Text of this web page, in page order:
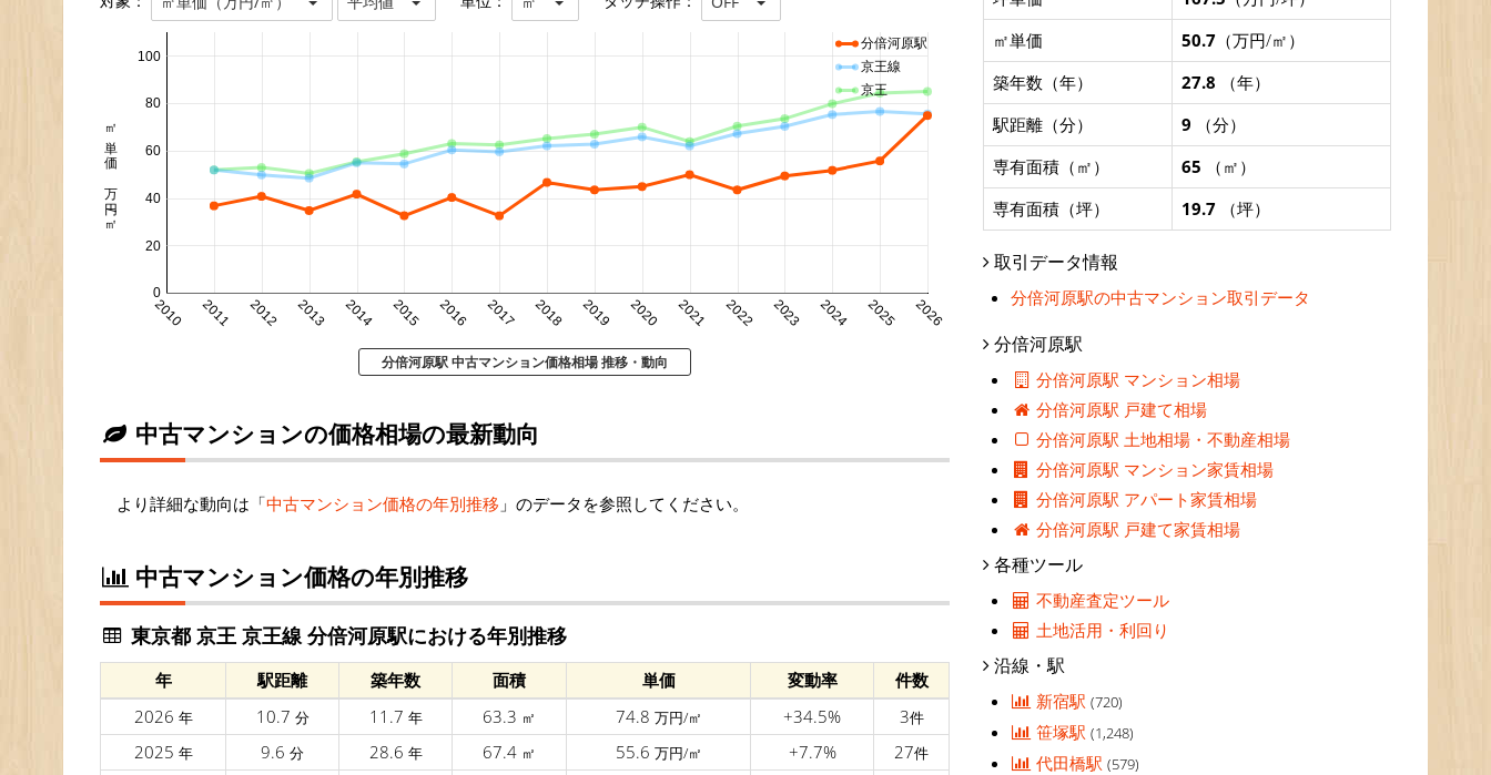
2010 2011 2012 2013 2014 2015 2016 2017 2018 2019 2020 2021 2022 2023 2024 2025 2026
0
20
40
60
80
100
㎡単価 万円/㎡
分倍河原駅
京王線
京王
分倍河原駅 中古マンション価格相場 推移・動向
中古マンションの価格相場の最新動向
より詳細な動向は「中古マンション価格の年別推移 」のデータを参照してください。
中古マンション価格の年別推移
東京都 京王 京王線 分倍河原駅における年別推移
年 駅距離 築年数 面積 単価 変動率
件数
2026 年 10.7 分 11.7 年 63.3 ㎡ 74.8 万円/㎡ +34.5% 3件
2025 年 9.6 分 28.6 年 67.4 ㎡ 55.6 万円/㎡ +7.7% 27件
㎡単価
50.7 （万円/㎡）
築年数（年）
27.8 （年）
駅距離（分）
9 （分）
専有面積（㎡）
65 （㎡）
専有面積（坪）
19.7 （坪）
取引データ情報
分倍河原駅の中古マンション取引データ
分倍河原駅
分倍河原駅 マンション相場
分倍河原駅 戸建て相場
分倍河原駅 土地相場・不動産相場
分倍河原駅 マンション家賃相場
分倍河原駅 アパート家賃相場
分倍河原駅 戸建て家賃相場
各種ツール
不動産査定ツール
土地活用・利回り
沿線・駅
新宿駅(720)
笹塚駅(1,248)
代田橋駅(579)